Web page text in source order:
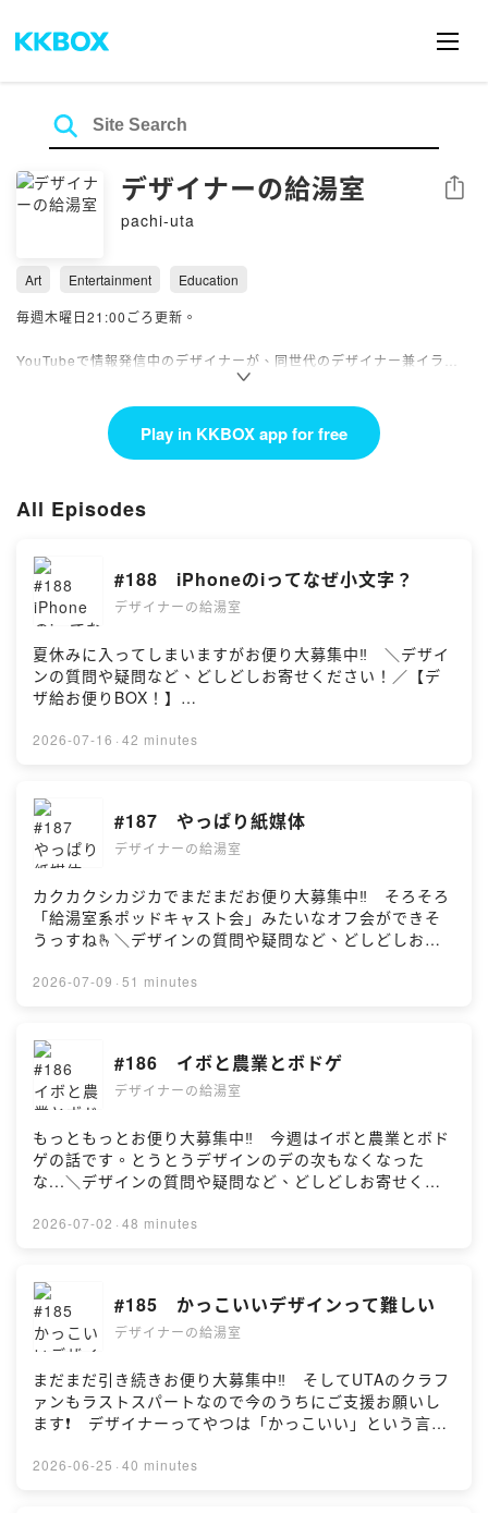
デザイナーの給湯室
pachi-uta
Share
Art Entertainment
Education
毎週木曜日21:00ごろ更新。
YouTubeで情報発信中のデザイナーが、同世代のデザイナー兼イラス
トレーターと毎回異なるテーマに基づいて、脱線しまくりながらお話を
していきます。デザイナーという生き物の実態をエピソードトークなど
を中心にお届けすることで「デザイン」をもっと身近に感じてもらいつ
つ、休憩中のデザイナーのおしゃべりを聞いているような感覚でお楽し
【ぱちぱち】
（著書）『一生懸命デザインしたのにプロっぽくなりません。（翔泳
社）』1/27発売
（YouTube）
https://www.youtube.com/channel/UCc-
QzxU1sCPDv7thToQ0ZYQ
（Twitter）
https://twitter.com/CS_428
【UTA】
デザイナー兼イラストレーター。
【お問い合わせ】
pachi2.uta@gmail.com
【LISTEN】
Play in KKBOX app for free
All Episodes
#188 iPhoneのiってなぜ小文字？
デザイナーの給湯室
夏休みに入ってしまいますがお便り大募集中‼️ ＼デザイ
ンの質問や疑問など、どしどしお寄せください！／【デ
ザ給お便りBOX！】
飼ってます7:02 声のお仕事はどう？（冷め肌さん）
クさん）41:04 EDトーク【※】グスコーブドリの伝
記・・・・宮沢賢治の童話。主人公のブドリが、度重な
る冷害から人々を救うために自らの命を捧げる姿を描い
た、代表作の一つ。【※】ぱちぱちが飼い始めた炭水フ
グ・・・・アベニー・パファー。インド南西部原産の淡
水魚。【※】はとバス・・・・
https://www.hatobus.co.jp/【※】次回のデザ給は9月3日
も聴いてね🫰・・・・前編
https://open.spotify.com/episode/0HHBFjHNtbbTTBt4
TpAV7c?si=yC0KExNTR6uG7vkkbYJ80Q
—————————————————————————
——
【X】⁠⁠https://x.com/des_q_⁠⁠【YouTube】⁠⁠https://www.y
outube.com/@desi_q/featured⁠⁠———————————
————————————————【ぱちぱち】デザイ
『一生懸命デザインしたのにプロっぽくなりません。』
tps://www.youtube.com/channel/UCc-
QzxU1sCPDv7thToQ0ZYQ⁠⁠（X）⁠⁠https://x.com/CS_42
8（コーヒー豆）リバシティ・ファーマーズ
https://farmers.libecity.com/products/4286 アマゾン
https://amzn.to/4k9xSH8【UTA】デザイナー兼イラスト
レーター。最近はボードゲームクリエイターを目指して
奮闘中。
（insta）⁠⁠https://www.instagram.com/hoshino_design
_icon/⁠⁠（X）⁠⁠https://x.com/uta_dib【お問い合わ
2026-07-16 · 42 minutes
#187 やっぱり紙媒体
デザイナーの給湯室
カクカクシカジカでまだまだお便り大募集中‼️ そろそろ
「給湯室系ポッドキャスト会」みたいなオフ会ができそ
うっすね🫰＼デザインの質問や疑問など、どしどしお寄
https://forms.gle/7yFzEu1DVkVcWuCU70:13 給湯室
せらんさん）20:30 Kiriのロゴ（あちらからこちらへさ
ん）26:19 好きなチーズ35:23 デザインのひきだし
（じょん千次郎さん）44:51 紙媒体のこれから49:47
EDトーク【※】給湯室系ポッドキャスト・・・・デザイ
ナーの給湯室／給湯室ラジオ／いきぬき給湯室／姉さま
の給湯室／d-iZeとあなたと給湯室と／GG給湯室／麗し
の給湯室チャンネル／Kurasu Talk コーヒーの給湯室／
／午前3時のインターネット給湯室…. この他にあった
はこちらから発行されます。
https://www.suirinsha.co.jp/books/detail/21【※】
Design Morning Radioさんとのコラボ回も聴いてね
🫰・・・・前編
https://open.spotify.com/episode/5Jnkwl3F54gy5doR
5TS426?si=swMlY6bVQdmt137lFi5G6w 後編
https://open.spotify.com/episode/0HHBFjHNtbbTTBt4
—————————————————————————
2026-07-09 · 51 minutes
#186 イボと農業とボドゲ
デザイナーの給湯室
もっともっとお便り大募集中‼️ 今週はイボと農業とボド
ゲの話です。とうとうデザインのデの次もなくなった
な...＼デザインの質問や疑問など、どしどしお寄せくだ
https://forms.gle/7yFzEu1DVkVcWuCU70:13 イボを
て！（滝川61さん）41:30 ボドゲの値付け（メントー
ルさん）47:09 EDトーク【※】マジック：ザ・ギャザリ
ング・・・・1993年に発売され、今でも販売し続けてい
る世界初のトレーディングカードゲーム（TCG）。ちな
みに特許の期限は20年。【※】UTAへの発注はお気軽にお
問い合わせください👉https://x.com/uta_dib【※】UTA
のクラファンご支援ありがとうございました🙇【※】
🫰・・・・前編
2026-07-02 · 48 minutes
#185 かっこいいデザインって難しい
デザイナーの給湯室
まだまだ引き続きお便り大募集中‼️ そしてUTAのクラフ
ァンもラストスパートなので今のうちにご支援お願いし
ます❗️ デザイナーってやつは「かっこいい」という言葉
らこういうデザインにしました！」って言ってみたい！
2026-06-25 · 40 minutes